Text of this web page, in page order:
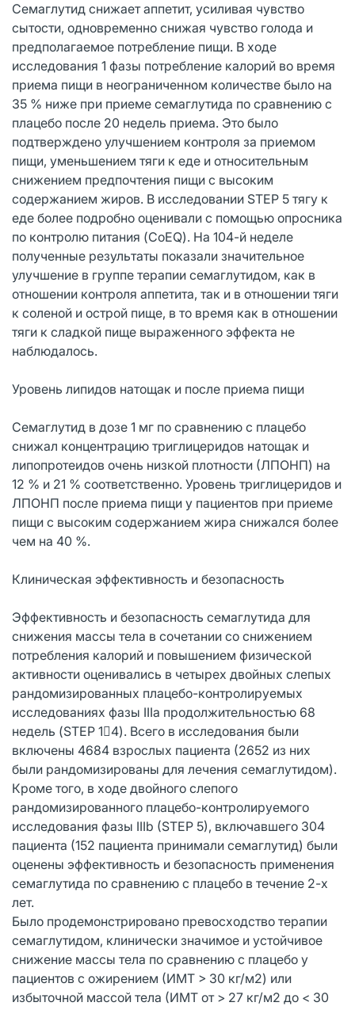
Семаглутид снижает аппетит, усиливая чувство
сытости, одновременно снижая чувство голода и
предполагаемое потребление пищи. В ходе
исследования 1 фазы потребление калорий во время
приема пищи в неограниченном количестве было на
35 % ниже при приеме семаглутида по сравнению с
плацебо после 20 недель приема. Это было
подтверждено улучшением контроля за приемом
пищи, уменьшением тяги к еде и относительным
снижением предпочтения пищи с высоким
содержанием жиров. В исследовании STEP 5 тягу к
еде более подробно оценивали с помощью опросника
по контролю питания (CoEQ). На 104-й неделе
полученные результаты показали значительное
улучшение в группе терапии семаглутидом, как в
отношении контроля аппетита, так и в отношении тяги
к соленой и острой пище, в то время как в отношении
тяги к сладкой пище выраженного эффекта не
наблюдалось.
Уровень липидов натощак и после приема пищи
Семаглутид в дозе 1 мг по сравнению с плацебо
снижал концентрацию триглицеридов натощак и
липопротеидов очень низкой плотности (ЛПОНП) на
12 % и 21 % соответственно. Уровень триглицеридов и
ЛПОНП после приема пищи у пациентов при приеме
пищи с высоким содержанием жира снижался более
чем на 40 %.
Клиническая эффективность и безопасность
Эффективность и безопасность семаглутида для
снижения массы тела в сочетании со снижением
потребления калорий и повышением физической
активности оценивались в четырех двойных слепых
рандомизированных плацебо-контролируемых
исследованиях фазы IIIа продолжительностью 68
недель (STEP 14). Всего в исследования были
включены 4684 взрослых пациента (2652 из них
были рандомизированы для лечения семаглутидом).
Кроме того, в ходе двойного слепого
рандомизированного плацебо-контролируемого
исследования фазы IIIb (STEP 5), включавшего 304
пациента (152 пациента принимали семаглутид) были
оценены эффективность и безопасность применения
семаглутида по сравнению с плацебо в течение 2-х
лет.
Было продемонстрировано превосходство терапии
семаглутидом, клинически значимое и устойчивое
снижение массы тела по сравнению с плацебо у
пациентов с ожирением (ИМТ > 30 кг/м2) или
избыточной массой тела (ИМТ от > 27 кг/м2 до < 30